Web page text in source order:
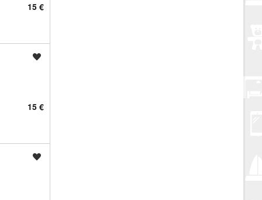
15 €
15 €